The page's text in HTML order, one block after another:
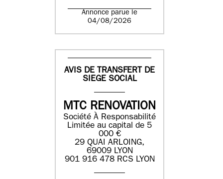
Annonce parue le
04/08/2026
AVIS DE TRANSFERT DE
SIEGE SOCIAL
MTC RENOVATION
Société À Responsabilité
Limitée au capital de 5
000 €
29 QUAI ARLOING,
69009 LYON
901 916 478 RCS LYON